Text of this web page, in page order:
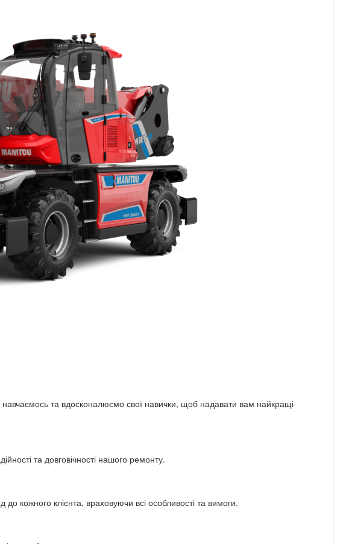
навчаємось та вдосконалюємо свої навички, щоб надавати вам найкращі
та довговічності нашого ремонту.
кожного клієнта, враховуючи всі особливості та вимоги.